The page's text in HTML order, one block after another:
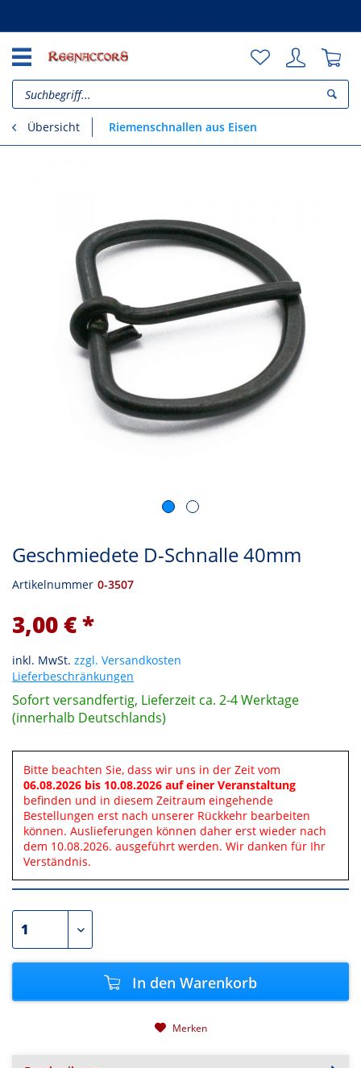
Übersicht Riemenschnallen aus Eisen
Geschmiedete D-Schnalle 40mm
Artikelnummer 0-3507
3,00 € *
inkl. MwSt. zzgl. Versandkosten
Lieferbeschränkungen
Sofort versandfertig, Lieferzeit ca. 2-4 Werktage
(innerhalb Deutschlands)
Bitte beachten Sie, dass wir uns in der Zeit vom
06.08.2026 bis 10.08.2026 auf einer Veranstaltung
befinden und in diesem Zeitraum eingehende
Bestellungen erst nach unserer Rückkehr bearbeiten
können. Auslieferungen können daher erst wieder nach
dem 10.08.2026. ausgeführt werden. Wir danken für Ihr
Verständnis.
In den Warenkorb
Merken